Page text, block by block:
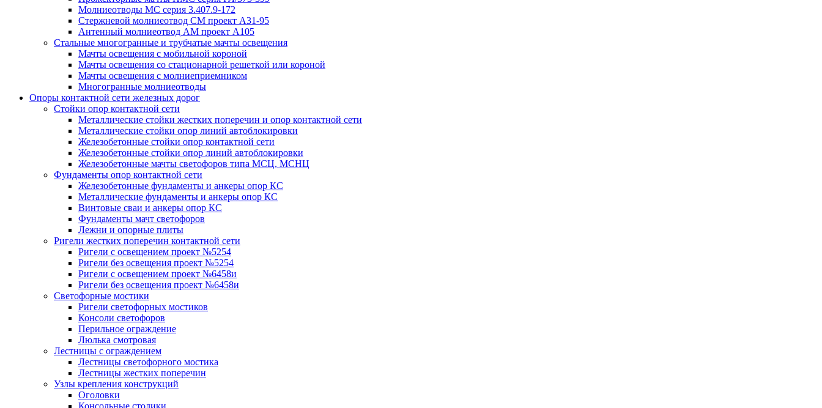
Молниеотводы МС серия 3.407.9-172
Стержневой молниеотвод СМ проект А31-95
Антенный молниеотвод АМ проект А105
Стальные многогранные и трубчатые мачты освещения
Мачты освещения с мобильной короной
Мачты освещения со стационарной решеткой или короной
Мачты освещения с молниеприемником
Многогранные молниеотводы
Опоры контактной сети железных дорог
Стойки опор контактной сети
Металлические стойки жестких поперечин и опор контактной сети
Металлические стойки опор линий автоблокировки
Железобетонные стойки опор контактной сети
Железобетонные стойки опор линий автоблокировки
Железобетонные мачты светофоров типа МСЦ, МСНЦ
Фундаменты опор контактной сети
Железобетонные фундаменты и анкеры опор КС
Металлические фундаменты и анкеры опор КС
Винтовые сваи и анкеры опор КС
Фундаменты мачт светофоров
Лежни и опорные плиты
Ригели жестких поперечин контактной сети
Ригели с освещением проект №5254
Ригели без освещения проект №5254
Ригели с освещением проект №6458и
Ригели без освещения проект №6458и
Светофорные мостики
Ригели светофорных мостиков
Консоли светофоров
Перильное ограждение
Люлька смотровая
Лестницы с ограждением
Лестницы светофорного мостика
Лестницы жестких поперечин
Узлы крепления конструкций
Оголовки
Консольные столики